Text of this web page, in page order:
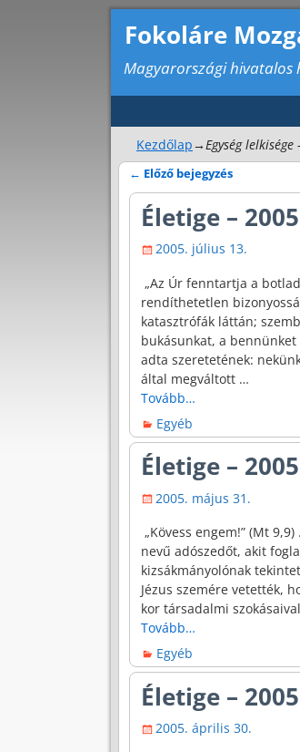
Fokoláre
Magyarországi hivatalos
Kezdőlap→Egység lelkisége
Bejegyzés navigáció
← Előző bejegyzés
Életige –
2005. július 13.
„Az Úr fenntartja a
rendíthetetlen
katasztrófák láttán;
bukásunkat, a
adta szeretetének:
által megváltott …
Tovább…
Egyéb
Életige –
2005. május 31.
„Kövess engem!” (Mt
nevű adószedőt, akit
kizsákmányolónak
Jézus szemére vetették,
kor társadalmi
Tovább…
Egyéb
Életige –
2005. április 30.